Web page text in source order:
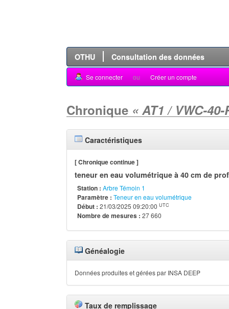
OTHU Consultation des données
Se connecter ou Créer un compte
Chronique « AT1 / VWC-40-
Caractéristiques
[ Chronique continue ]
teneur en eau volumétrique à 40 cm de
Station : Arbre Témoin 1
Paramètre : Teneur en eau volumétrique
Début : 21/03/2025 09:20:00 UTC
Nombre de mesures : 27 660
Généalogie
Données produites et gérées par INSA DEEP
Taux de remplissage